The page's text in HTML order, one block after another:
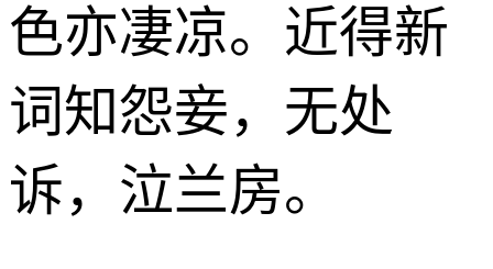
色亦凄凉。近得新
词知怨妾，无处
诉，泣兰房。